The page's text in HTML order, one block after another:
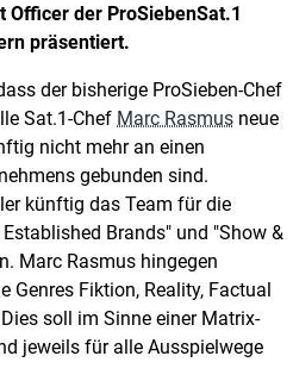
Officer der ProSiebenSat.1
präsentiert.
der bisherige ProSieben-Chef
Sat.1-Chef Marc Rasmus neue
nicht mehr an einen
gebunden sind.
künftig das Team für die
Brands" und "Show &
Marc Rasmus hingegen
Genres Fiktion, Reality, Factual
soll im Sinne einer Matrix-
jeweils für alle Ausspielwege